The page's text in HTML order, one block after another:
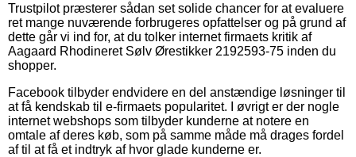
Trustpilot præsterer sådan set solide chancer for at evaluere
ret mange nuværende forbrugeres opfattelser og på grund af
dette går vi ind for, at du tolker internet firmaets kritik af
Aagaard Rhodineret Sølv Ørestikker 2192593-75 inden du
shopper.
Facebook tilbyder endvidere en del anstændige løsninger til
at få kendskab til e-firmaets popularitet. I øvrigt er der nogle
internet webshops som tilbyder kunderne at notere en
omtale af deres køb, som på samme måde må drages fordel
af til at få et indtryk af hvor glade kunderne er.